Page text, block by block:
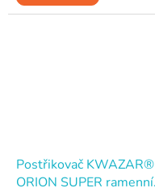
Postřikovač KWAZAR®
ORION SUPER ramenní